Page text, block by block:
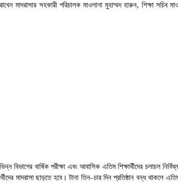
সহকারী পরিচালক মাওলানা মুহাম্মদ হারুন, শিক্ষা সচিব
বিভাগের বার্ষিক পরীক্ষা এবং আবাসিক এতিম শিক্ষার্থীদের চলাচল
ছাড়তে হবে। টানা তিন–চার দিন প্রতিষ্ঠান বন্ধ থাকলে এতিম